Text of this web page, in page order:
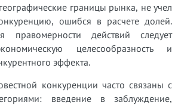
границы рынка, не учел
ошибся в расчете долей.
правомерности действий следует
целесообразность и
эффекта.
конкуренции часто связаны с
введение в заблуждение,